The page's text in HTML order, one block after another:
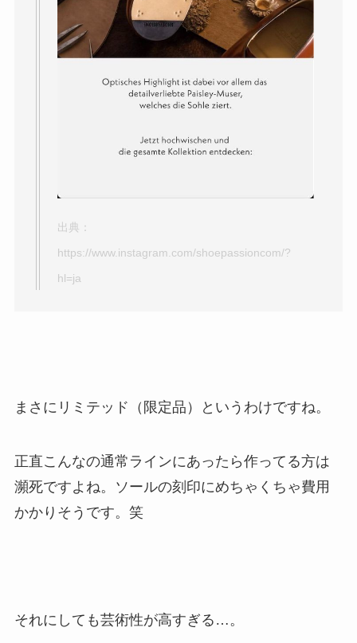
出典：
https://www.instagram.com/shoepassioncom/?
hl=ja
まさにリミテッド（限定品）というわけですね。
正直こんなの通常ラインにあったら作ってる方は
瀕死ですよね。ソールの刻印にめちゃくちゃ費用
かかりそうです。笑
それにしても芸術性が高すぎる…。